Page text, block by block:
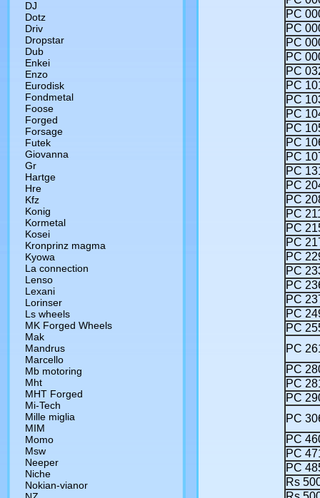
DJ
Dotz
Driv
Dropstar
Dub
Enkei
Enzo
Eurodisk
Fondmetal
Foose
Forged
Forsage
Futek
Giovanna
Gr
Hartge
Hre
Kfz
Konig
Kormetal
Kosei
Kronprinz magma
Kyowa
La connection
Lenso
Lexani
Lorinser
Ls wheels
MK Forged Wheels
Mak
Mandrus
Marcello
Mb motoring
Mht
MHT Forged
Mi-Tech
Mille miglia
MIM
Momo
Msw
Neeper
Niche
Nokian-vianor
РС
РС
РС
РС
РС
РС
РС
РС
РС
РС
РС
РС
РС
РС
РС
РС
РС
РС
РС
РС
РС
РС
РС
РС
РС
РС
РС
РС
РС
РС
РС
Rs